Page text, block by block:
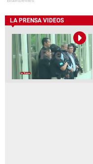
LA PRENSA VIDEOS